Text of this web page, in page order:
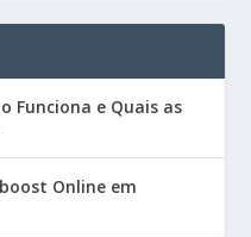
Funciona e Quais as
Online em